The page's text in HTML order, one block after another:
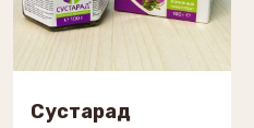
Сустарад